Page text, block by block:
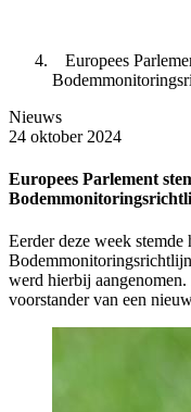
Europees
Nieuws
24 oktober 2024
Europees Parlement
Eerder deze week stemde
werd hierbij
voorstander van een